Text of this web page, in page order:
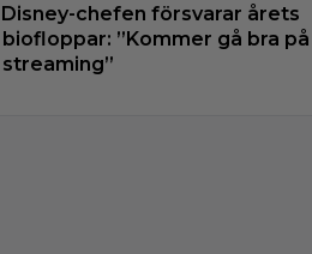
Disney-chefen försvarar årets
biofloppar: ”Kommer gå bra på
streaming”